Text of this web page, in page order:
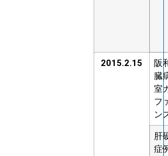
2015.2.15
阪
臓
室
フ
ン
肝
症